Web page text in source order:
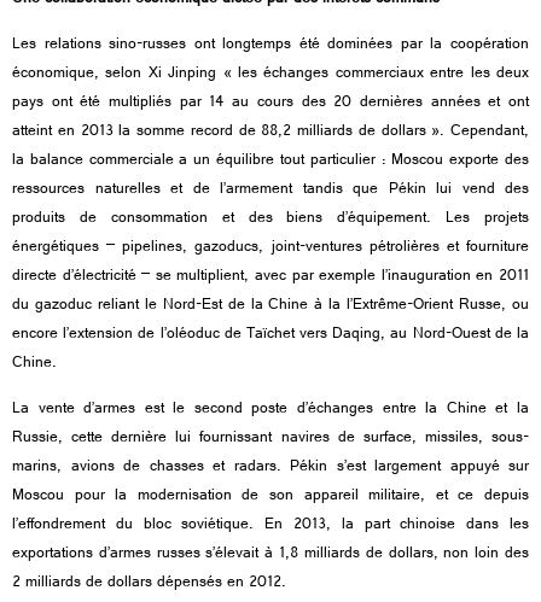
Les relations sino-russes ont longtemps été dominées par la coopération
économique, selon Xi Jinping « les échanges commerciaux entre les deux
pays ont été multipliés par 14 au cours des 20 dernières années et ont
atteint en 2013 la somme record de 88,2 milliards de dollars ». Cependant,
la balance commerciale a un équilibre tout particulier : Moscou exporte des
ressources naturelles et de l’armement tandis que Pékin lui vend des
produits de consommation et des biens d’équipement. Les projets
énergétiques – pipelines, gazoducs, joint-ventures pétrolières et fourniture
directe d’électricité – se multiplient, avec par exemple l’inauguration en 2011
du gazoduc reliant le Nord-Est de la Chine à la l’Extrême-Orient Russe, ou
encore l’extension de l’oléoduc de Taïchet vers Daqing, au Nord-Ouest de la
Chine.
La vente d’armes est le second poste d’échanges entre la Chine et la
Russie, cette dernière lui fournissant navires de surface, missiles, sous-
marins, avions de chasses et radars. Pékin s’est largement appuyé sur
Moscou pour la modernisation de son appareil militaire, et ce depuis
l’effondrement du bloc soviétique. En 2013, la part chinoise dans les
exportations d’armes russes s’élevait à 1,8 milliards de dollars, non loin des
2 milliards de dollars dépensés en 2012.